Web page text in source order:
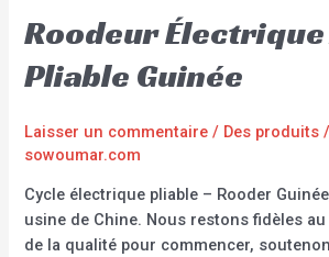
Roodeur Électrique
Pliable Guinée
Laisser un commentaire / Des produits
sowoumar.com
Cycle électrique pliable – Rooder
usine de Chine. Nous restons fidèles
de la qualité pour commencer,